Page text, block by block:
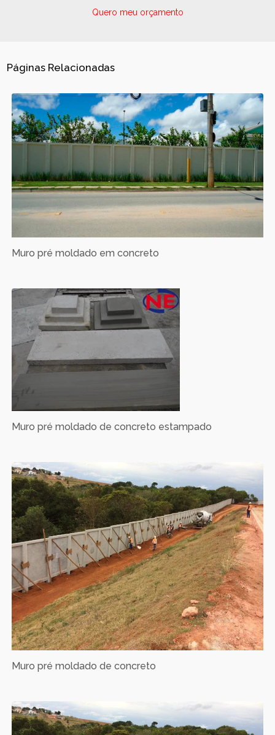
Quero meu orçamento
Páginas Relacionadas
Muro pré moldado em concreto
Muro pré moldado de concreto estampado
Muro pré moldado de concreto